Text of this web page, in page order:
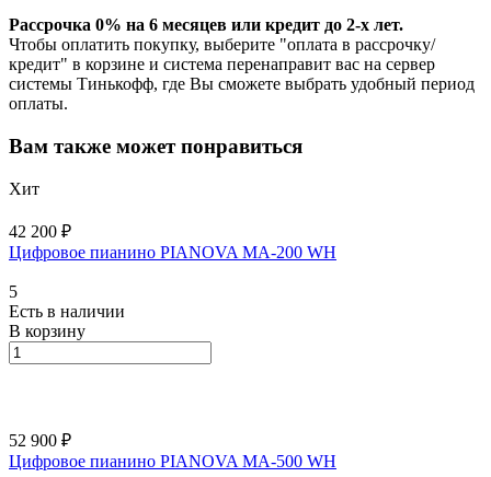
Рассрочка 0% на 6 месяцев или кредит до 2-х лет.
Чтобы оплатить покупку, выберите "оплата в рассрочку/
кредит" в корзине и система перенаправит вас на сервер
системы Тинькофф, где Вы сможете выбрать удобный период
оплаты.
Вам также может понравиться
Хит
42 200 ₽
Цифровое пианино PIANOVA MA-200 WH
5
Есть в наличии
В корзину
52 900 ₽
Цифровое пианино PIANOVA MA-500 WH